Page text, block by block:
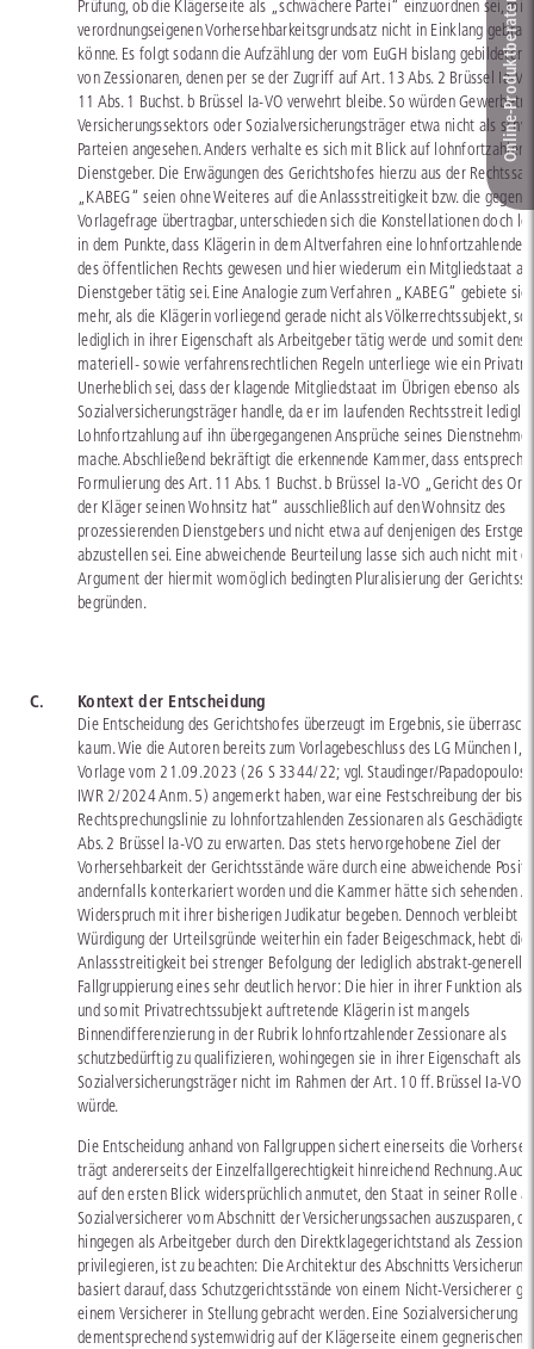
Prüfung, ob die Klägerseite als „schwächere Partei“ einzuordnen sei, mit
verordnungseigenen Vorhersehbarkeitsgrundsatz nicht in Einklang
könne. Es folgt sodann die Aufzählung der vom EuGH bislang gebildeten
von Zessionaren, denen per se der Zugriff auf Art. 13 Abs. 2 Brüssel Ia-
11 Abs. 1 Buchst. b Brüssel Ia-VO verwehrt bleibe. So würden
Versicherungssektors oder Sozialversicherungsträger etwa nicht als
Parteien angesehen. Anders verhalte es sich mit Blick auf
Dienstgeber. Die Erwägungen des Gerichtshofes hierzu aus der
„KABEG“ seien ohne Weiteres auf die Anlassstreitigkeit bzw. die
Vorlagefrage übertragbar, unterschieden sich die Konstellationen doch
in dem Punkte, dass Klägerin in dem Altverfahren eine lohnfortzahlende
des öffentlichen Rechts gewesen und hier wiederum ein Mitgliedstaat als
Dienstgeber tätig sei. Eine Analogie zum Verfahren „KABEG“ gebiete
mehr, als die Klägerin vorliegend gerade nicht als Völkerrechtssubjekt,
lediglich in ihrer Eigenschaft als Arbeitgeber tätig werde und somit
materiell- sowie verfahrensrechtlichen Regeln unterliege wie ein
Unerheblich sei, dass der klagende Mitgliedstaat im Übrigen ebenso als
Sozialversicherungsträger handle, da er im laufenden Rechtsstreit
Lohnfortzahlung auf ihn übergegangenen Ansprüche seines
mache. Abschließend bekräftigt die erkennende Kammer, dass
Formulierung des Art. 11 Abs. 1 Buchst. b Brüssel Ia-VO „Gericht des
der Kläger seinen Wohnsitz hat“ ausschließlich auf den Wohnsitz des
prozessierenden Dienstgebers und nicht etwa auf denjenigen des
abzustellen sei. Eine abweichende Beurteilung lasse sich auch nicht mit
Argument der hiermit womöglich bedingten Pluralisierung der
begründen.
C. Kontext der Entscheidung
Die Entscheidung des Gerichtshofes überzeugt im Ergebnis, sie
kaum. Wie die Autoren bereits zum Vorlagebeschluss des LG München I,
Vorlage vom 21.09.2023 (26 S 3344/22; vgl. Staudinger/Papadopoulos,
IWR 2/2024 Anm. 5) angemerkt haben, war eine Festschreibung der
Rechtsprechungslinie zu lohnfortzahlenden Zessionaren als Geschädigte
Abs. 2 Brüssel Ia-VO zu erwarten. Das stets hervorgehobene Ziel der
Vorhersehbarkeit der Gerichtsstände wäre durch eine abweichende
andernfalls konterkariert worden und die Kammer hätte sich sehenden
Widerspruch mit ihrer bisherigen Judikatur begeben. Dennoch verbleibt
Würdigung der Urteilsgründe weiterhin ein fader Beigeschmack, hebt die
Anlassstreitigkeit bei strenger Befolgung der lediglich abstrakt-
Fallgruppierung eines sehr deutlich hervor: Die hier in ihrer Funktion als
und somit Privatrechtssubjekt auftretende Klägerin ist mangels
Binnendifferenzierung in der Rubrik lohnfortzahlender Zessionare als
schutzbedürftig zu qualifizieren, wohingegen sie in ihrer Eigenschaft als
Sozialversicherungsträger nicht im Rahmen der Art. 10 ff. Brüssel Ia-VO
würde.
Die Entscheidung anhand von Fallgruppen sichert einerseits die
trägt andererseits der Einzelfallgerechtigkeit hinreichend Rechnung. Auch
auf den ersten Blick widersprüchlich anmutet, den Staat in seiner Rolle
Sozialversicherer vom Abschnitt der Versicherungssachen auszusparen,
hingegen als Arbeitgeber durch den Direktklagegerichtstand als
privilegieren, ist zu beachten: Die Architektur des Abschnitts
basiert darauf, dass Schutzgerichtsstände von einem Nicht-Versicherer
einem Versicherer in Stellung gebracht werden. Eine Sozialversicherung
dementsprechend systemwidrig auf der Klägerseite einem gegnerischen
Online-Produkt­berater